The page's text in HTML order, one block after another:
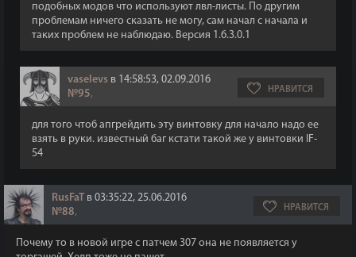
подобных модов что используют лвл-листы. По другим
проблемам ничего сказать не могу, сам начал с начала и
таких проблем не наблюдаю. Версия 1.6.3.0.1
vaselevs в 14:58:53, 02.09.2016
№95, НРАВИТСЯ
для того чтоб апгрейдить эту винтовку для начало надо ее
взять в руки. известный баг кстати такой же у винтовки IF-
54
RusFaT в 03:35:22, 25.06.2016
№88, НРАВИТСЯ
Почему то в новой игре с патчем 307 она не появляется у